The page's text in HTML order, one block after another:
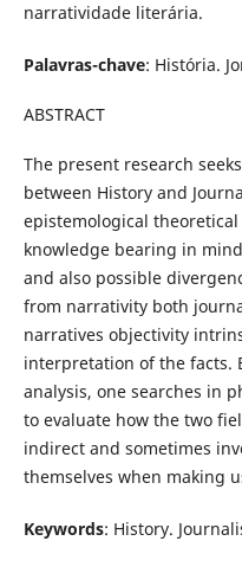
narratividade literária.
Palavras-chave: História.
ABSTRACT
The present research
between History and
epistemological
knowledge bearing in
and also possible
from narrativity both
narratives objectivity
interpretation of the facts.
analysis, one searches in
to evaluate how the two
indirect and sometimes
themselves when making
Keywords: History.